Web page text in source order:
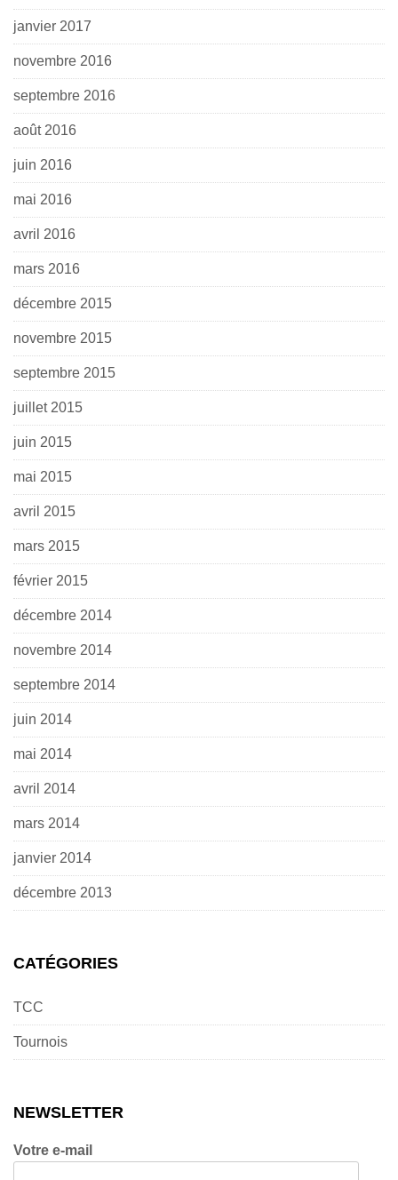
janvier 2017
novembre 2016
septembre 2016
août 2016
juin 2016
mai 2016
avril 2016
mars 2016
décembre 2015
novembre 2015
septembre 2015
juillet 2015
juin 2015
mai 2015
avril 2015
mars 2015
février 2015
décembre 2014
novembre 2014
septembre 2014
juin 2014
mai 2014
avril 2014
mars 2014
janvier 2014
décembre 2013
CATÉGORIES
TCC
Tournois
NEWSLETTER
Votre e-mail